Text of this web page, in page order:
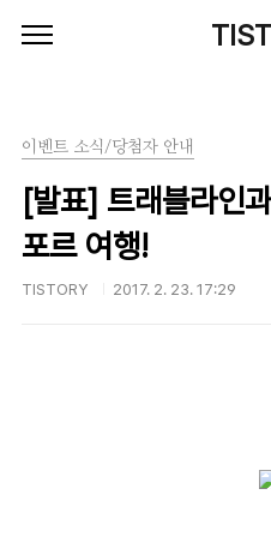
이벤트 소식/당첨자 안내
[발표] 트래블라인
포르 여행!
TISTORY 2017. 2. 23. 17:29